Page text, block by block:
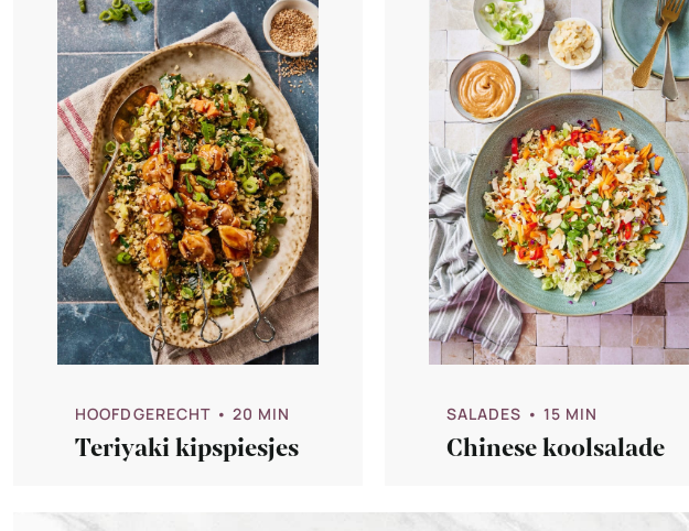
HOOFDGERECHT • 20 MIN
Teriyaki kipspiesjes
SALADES • 15 MIN
Chinese koolsalade